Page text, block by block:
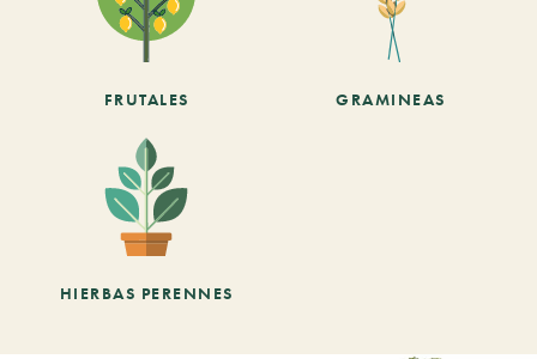
FRUTALES GRAMINEAS
HIERBAS PERENNES